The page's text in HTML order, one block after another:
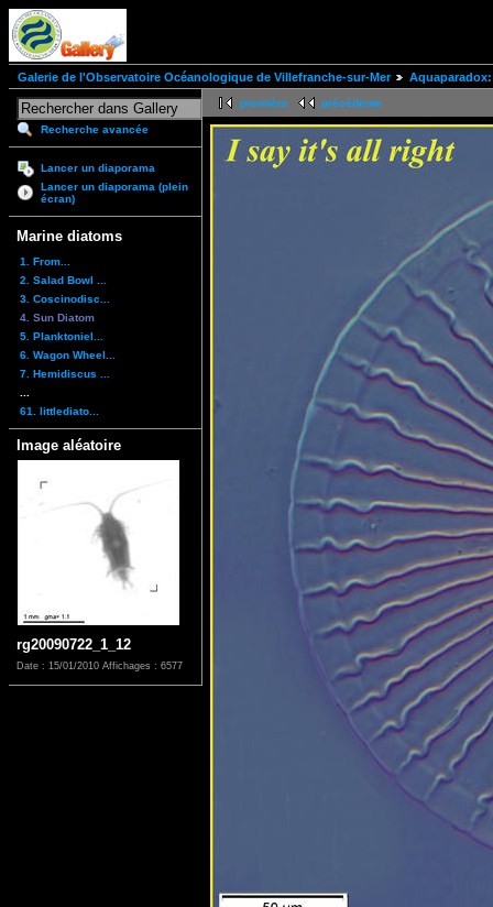
Galerie de l'Observatoire Océanologique de Villefranche-sur-Mer
Recherche avancée
Lancer un diaporama
Lancer un diaporama (plein
écran)
Marine diatoms
1. From...
2. Salad Bowl ...
3. Coscinodisc...
4. Sun Diatom
5. Planktoniel...
6. Wagon Wheel...
7. Hemidiscus ...
61. littlediato...
Image aléatoire
rg20090722_1_12
Date : 15/01/2010 Affichages : 6577
première précédente